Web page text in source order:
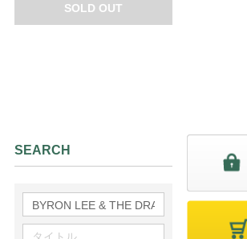
SOLD OUT
SEARCH